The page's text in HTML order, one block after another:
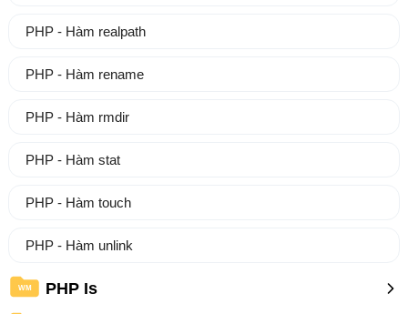
PHP - Hàm realpath
PHP - Hàm rename
PHP - Hàm rmdir
PHP - Hàm stat
PHP - Hàm touch
PHP - Hàm unlink
WM PHP Is